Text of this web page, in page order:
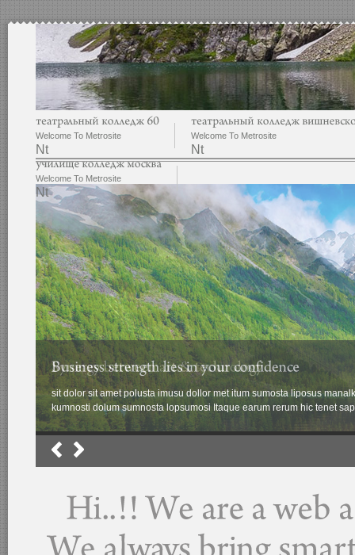
Welcome To Metrosite
Nt
Welcome To Metrosite
Nt
Welcome To Metrosite
Nt
sit dolor sit amet polusta imusu dollor met itum sumosta liposus
kumnosti dolum sumnosta lopsumosi Itaque earum rerum hic tenet